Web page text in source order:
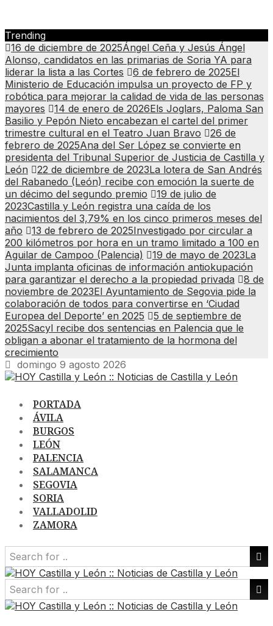
Trending
16 de diciembre de 2025Ángel Ceña y Jesús Ángel
Alonso, candidatos en las primarias de Soria YA para
liderar la lista a las Cortes
6 de febrero de 2025El
Ministerio de Educación impulsa un proyecto de FP y
robótica para mejorar la calidad de vida de las personas
mayores
14 de enero de 2026Els Joglars, Paloma San
Basilio y Pepón Nieto encabezan el cartel del primer
trimestre cultural en el Teatro Juan Bravo
26 de
febrero de 2025Ana del Ser López se convierte en
presidenta del Tribunal Superior de Justicia de Castilla y
León
22 de diciembre de 2023La lotera de San Andrés
del Rabanedo (León) recibe con emoción la suerte de
un décimo del segundo premio
19 de julio de
2023Castilla y León registra una caída de los
nacimientos del 3,79% en los cinco primeros meses del
año
13 de febrero de 2025Investigado por circular a
200 kilómetros por hora en un tramo limitado a 100 en
Aguilar de Campoo (Palencia)
19 de mayo de 2023La
Junta implanta oficinas de información antiokupación
para garantizar el derecho a la propiedad privada
8 de
noviembre de 2023El Ayuntamiento de Segovia pide la
colaboración de todos para convertirse en ‘Ciudad
Europea del Deporte’ en 2025
5 de septiembre de
2025Sacyl recibe dos sentencias en Palencia que le
obligan a abonar el tratamiento de la hormona del
crecimiento
domingo 9 agosto 2026
PORTADA
ÁVILA
BURGOS
LEÓN
PALENCIA
SALAMANCA
SEGOVIA
SORIA
VALLADOLID
ZAMORA